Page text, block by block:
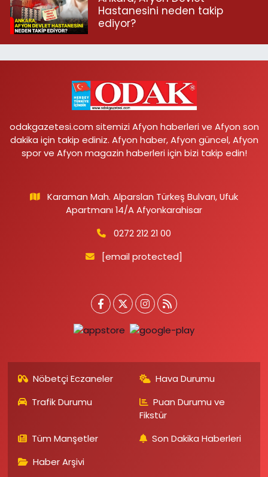
Hastanesini neden takip
ediyor?
odakgazetesi.com sitemizi Afyon haberleri ve Afyon son
dakika için takip ediniz. Afyon haber, Afyon güncel, Afyon
spor ve Afyon magazin haberleri için bizi takip edin!
Karaman Mah. Alparslan Türkeş Bulvarı, Ufuk
Apartmanı 14/A Afyonkarahisar
0272 212 21 00
[email protected]
Nöbetçi Eczaneler
Hava Durumu
Trafik Durumu
Puan Durumu ve
Fikstür
Tüm Manşetler
Son Dakika Haberleri
Haber Arşivi